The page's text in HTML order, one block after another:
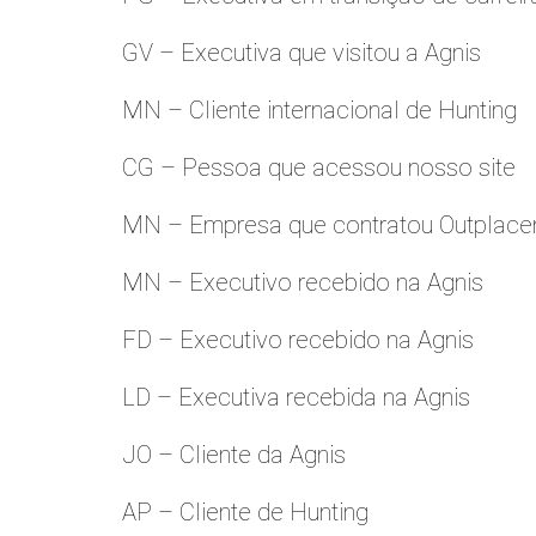
GV – Executiva que visitou a Agnis
MN – Cliente internacional de Hunting
CG – Pessoa que acessou nosso site
MN – Empresa que contratou
MN – Executivo recebido na Agnis
FD – Executivo recebido na Agnis
LD – Executiva recebida na Agnis
JO – Cliente da Agnis
AP – Cliente de Hunting